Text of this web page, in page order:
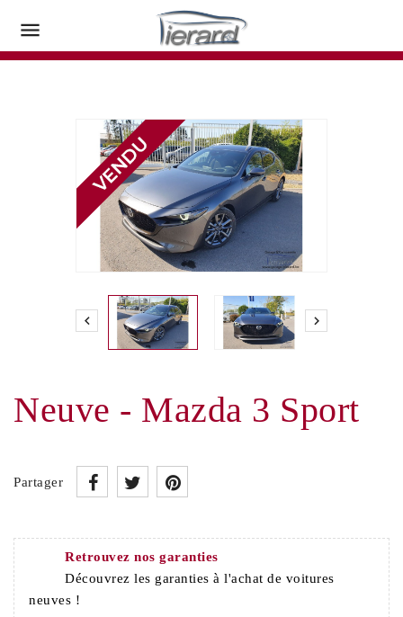

 
Neuve - Mazda 3 Sport
Partager
Retrouvez nos garanties
Découvrez les garanties à l'achat de voitures
neuves !